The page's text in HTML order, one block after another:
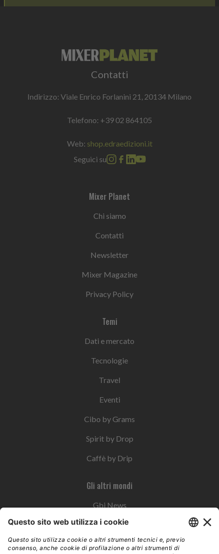
Contatti
Indirizzo: Viale Enrico Forlanini 21, 20134 Milano
Telefono: +39 02 864105
Web: shop.edraedizioni.it
Seguici su
Mixer Planet
Chi siamo
Contatti
Newsletter
Mixer Magazine
Privacy Policy
Temi
Dati e mercato
Tecnologie
Travel
Eventi
Cibo by Grams
Spirit by Drop
Caffè by Drip
Gli altri mondi
Gbi News
Instoremag